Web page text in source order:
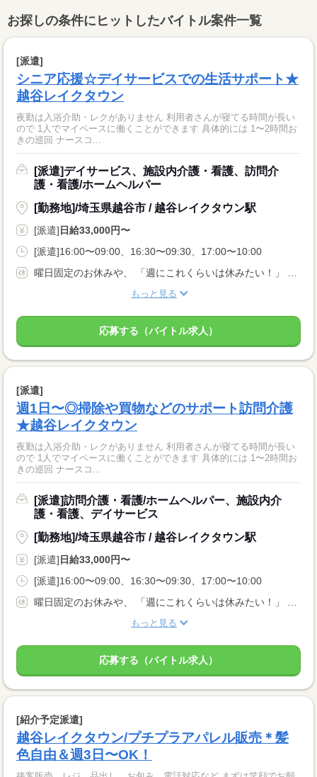
お探しの条件にヒットしたバイトル案件一覧
[派遣]
シニア応援☆デイサービスでの生活サポート★
越谷レイクタウン
夜勤は入浴介助・レクがありません 利用者さんが寝てる時間が長い
ので 1人でマイペースに働くことができます 具体的には 1〜2時間お
きの巡回 ナースコ...
[派遣]デイサービス、施設内介護・看護、訪問介
護・看護/ホームヘルパー
[勤務地]/埼玉県越谷市 / 越谷レイクタウン駅
[派遣] 日給33,000円〜
[派遣]16:00〜09:00、16:30〜09:30、17:00〜10:00
もっと見る
応募する（バイトル求人）
[派遣]
週1日〜◎掃除や買物などのサポート訪問介護
★越谷レイクタウン
夜勤は入浴介助・レクがありません 利用者さんが寝てる時間が長い
ので 1人でマイペースに働くことができます 具体的には 1〜2時間お
きの巡回 ナースコ...
[派遣]訪問介護・看護/ホームヘルパー、施設内介
護・看護、デイサービス
[勤務地]/埼玉県越谷市 / 越谷レイクタウン駅
[派遣] 日給33,000円〜
[派遣]16:00〜09:00、16:30〜09:30、17:00〜10:00
もっと見る
応募する（バイトル求人）
[紹介予定派遣]
越谷レイクタウン/プチプラアパレル販売＊髪
色自由＆週3日〜OK！